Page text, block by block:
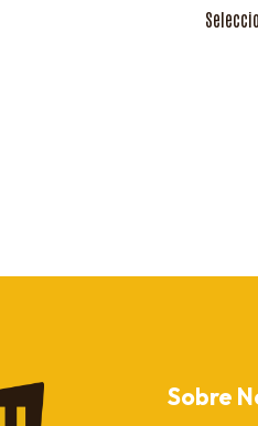
Sobre